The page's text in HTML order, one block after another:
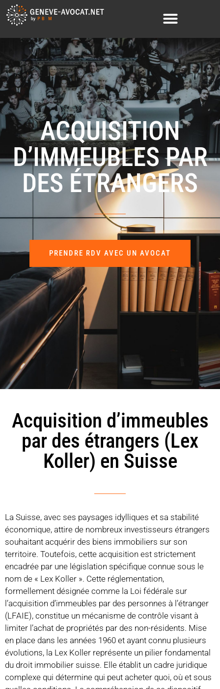
ACQUISITION
D’IMMEUBLES PAR
DES ÉTRANGERS
PRENDRE RDV AVEC UN AVOCAT
Acquisition d’immeubles
par des étrangers (Lex
Koller) en Suisse
La Suisse, avec ses paysages idylliques et sa stabilité
économique, attire de nombreux investisseurs étrangers
souhaitant acquérir des biens immobiliers sur son
territoire. Toutefois, cette acquisition est strictement
encadrée par une législation spécifique connue sous le
nom de « Lex Koller ». Cette réglementation,
formellement désignée comme la Loi fédérale sur
l’acquisition d’immeubles par des personnes à l’étranger
(LFAIE), constitue un mécanisme de contrôle visant à
limiter l’achat de propriétés par des non-résidents. Mise
en place dans les années 1960 et ayant connu plusieurs
évolutions, la Lex Koller représente un pilier fondamental
du droit immobilier suisse. Elle établit un cadre juridique
complexe qui détermine qui peut acheter quoi, où et sous